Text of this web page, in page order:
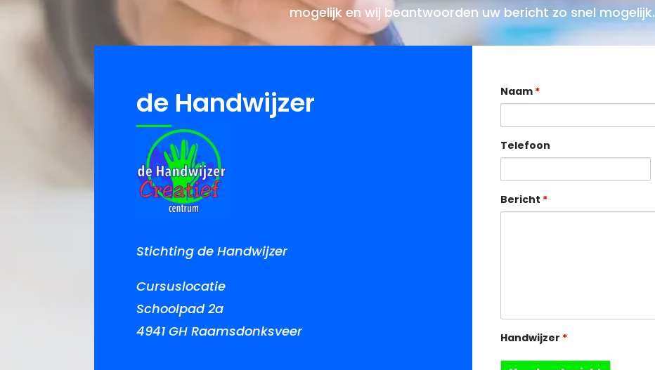
mogelijk en wij beantwoorden uw bericht zo snel mogelijk.
de Handwijzer
Stichting de Handwijzer
Cursuslocatie
Schoolpad 2a
4941 GH Raamsdonksveer
Naam *
Telefoon
Bericht *
Handwijzer *